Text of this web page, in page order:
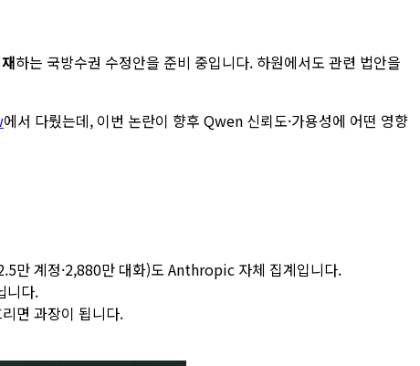
하는 국방수권 수정안을 준비 중입니다. 하원에서도 관련 법안을
에서 다뤘는데, 이번 논란이 향후 Qwen 신뢰도·가용성에 어떤 영향
만 계정·2,880만 대화)도 Anthropic 자체 집계입니다.
니다.
면 과장이 됩니다.